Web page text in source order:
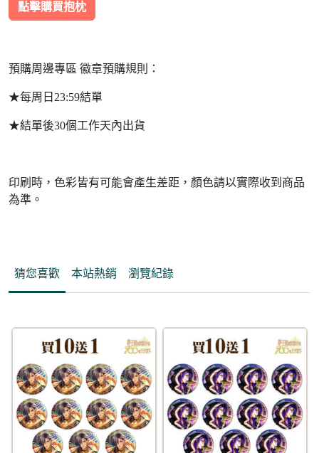
點擊購買抱枕
預購周邊專區 徽章預購規則：
★每周日23:59結單
★結單後30個工作天內出貨
印刷時，色彩皆有可能會產生差距，顏色請以實際收到商品
為準。
猜您喜歡 本站熱銷 瀏覽紀錄